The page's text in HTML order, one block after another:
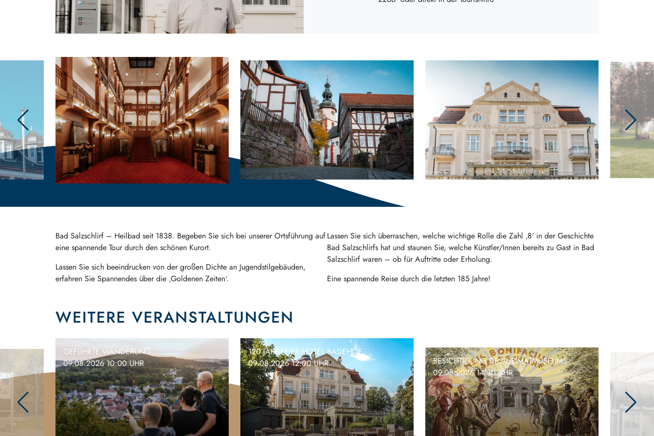
Bad Salzschlirf – Heilbad seit 1838. Begeben Sie sich bei unserer Ortsführung auf
eine spannende Tour durch den schönen Kurort.
Lassen Sie sich beeindrucken von der großen Dichte an Jugendstilgebäuden,
erfahren Sie Spannendes über die ‚Goldenen Zeiten‘.
Lassen Sie sich überraschen, welche wichtige Rolle die Zahl ‚8‘ in der Geschichte
Bad Salzschlirfs hat und staunen Sie, welche Künstler/Innen bereits zu Gast in Bad
Salzschlirf waren – ob für Auftritte oder Erholung.
Eine spannende Reise durch die letzten 185 Jahre!
WEITERE VERANSTALTUNGEN
GEFÜHRTE WANDERUNG
09.08.2026 10:00 UHR
120 JAHRFEIER HOTEL BADEHOF
09.08.2026 12:00 UHR
BESICHTIGUNG DES HEIMATMUSEUMS
09.08.2026 14:30 UHR